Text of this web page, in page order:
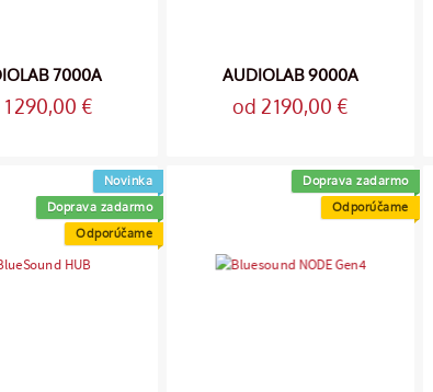
7000A
290,00 €
AUDIOLAB 9000A
od 2 190,00 €
Novinka
Doprava zadarmo
Odporúčame
Doprava zadarmo
Odporúčame